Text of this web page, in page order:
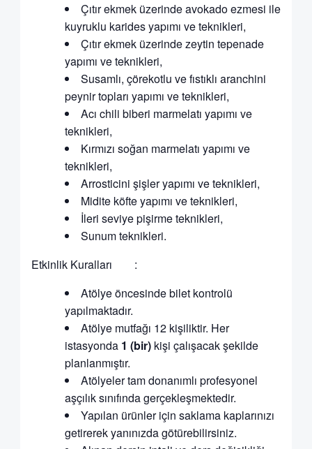
Çıtır ekmek üzerinde avokado ezmesi ile
kuyruklu karides yapımı ve teknikleri,
Çıtır ekmek üzerinde zeytin tepenade
yapımı ve teknikleri,
Susamlı, çörekotlu ve fıstıklı aranchini
peynir topları yapımı ve teknikleri,
Acı chili biberi marmelatı yapımı ve
teknikleri,
Kırmızı soğan marmelatı yapımı ve
teknikleri,
Arrosticini şişler yapımı ve teknikleri,
Midite köfte yapımı ve teknikleri,
İleri seviye pişirme teknikleri,
Sunum teknikleri.
Etkinlik Kuralları :
Atölye öncesinde bilet kontrolü
yapılmaktadır.
Atölye mutfağı 12 kişiliktir. Her
istasyonda 1 (bir)kişi çalışacak şekilde
planlanmıştır.
Atölyeler tam donanımlı profesyonel
aşçılık sınıfında gerçekleşmektedir.
Yapılan ürünler için saklama kaplarınızı
getirerek yanınızda götürebilirsiniz.